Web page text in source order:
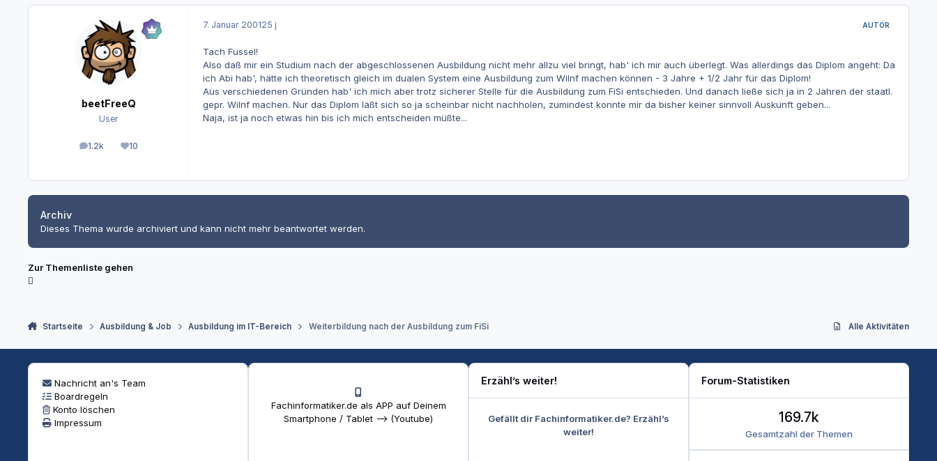
beetFreeQ
User
1.2k
Beiträge 10
Reputation
7. Januar 200125 j AUTOR
Tach Fussel!
Also daß mir ein Studium nach der abgeschlossenen Ausbildung nicht mehr allzu viel bringt, hab' ich mir auch überlegt. Was allerdings das Diplom angeht: Da
ich Abi hab', hätte ich theoretisch gleich im dualen System eine Ausbildung zum WiInf machen können - 3 Jahre + 1/2 Jahr für das Diplom!
Aus verschiedenen Gründen hab' ich mich aber trotz sicherer Stelle für die Ausbildung zum FiSi entschieden. Und danach ließe sich ja in 2 Jahren der staatl.
gepr. WiInf machen. Nur das Diplom läßt sich so ja scheinbar nicht nachholen, zumindest konnte mir da bisher keiner sinnvoll Auskunft geben...
Naja, ist ja noch etwas hin bis ich mich entscheiden müßte...
Archiv
Dieses Thema wurde archiviert und kann nicht mehr beantwortet werden.
Zur Themenliste gehen
Startseite Ausbildung & Job Ausbildung im IT-Bereich Weiterbildung nach der Ausbildung zum FiSi Alle Aktivitäten
Nachricht an's Team
Boardregeln
Konto löschen
Impressum
Fachinformatiker.de als APP auf Deinem
Smartphone / Tablet --> (Youtube)
Erzähl’s weiter!
Gefällt dir Fachinformatiker.de? Erzähl’s
weiter!
Forum-Statistiken
Gesamtzahl der Themen
169.7k